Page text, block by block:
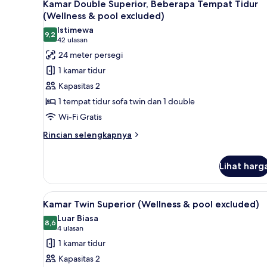
&
pool
excluded)
semua
foto
untuk
Kamar
Double
Superior,
Beberapa
Tempat
Tidur
(Wellness
excluded)
Kamar Double Superior, Beberapa Tempat Tidur
(Wellness & pool excluded)
9,29,2 dari 10
Istimewa
42 ulasan
(42
ulasan)
24 meter persegi
1 kamar tidur
Kapasitas 2
1 tempat tidur sofa twin dan 1 double
Wi-Fi Gratis
Rincian selengkapnya
Rincian
Kamar
Double
Superior,
Beberapa
Tempat
Tidur
(Wellness
&
pool
Lihat
Lihat
semua
foto
untuk
Kamar
Kamar Twin Superior
8
Kamar Twin Superior (Wellness & pool excluded)
8,68,6 dari 10
Luar Biasa
4 ulasan
(4
ulasan)
1 kamar tidur
Kapasitas 2